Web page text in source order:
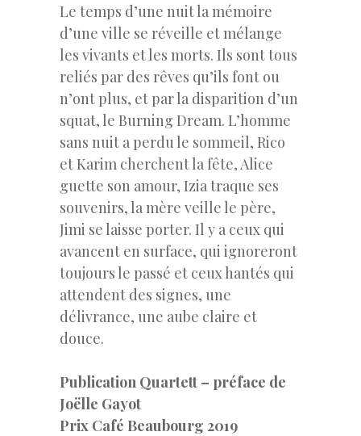
Le temps d’une nuit la mémoire
d’une ville se réveille et mélange
les vivants et les morts. Ils sont tous
reliés par des rêves qu’ils font ou
n’ont plus, et par la disparition d’un
squat, le Burning Dream. L’homme
sans nuit a perdu le sommeil, Rico
et Karim cherchent la fête, Alice
guette son amour, Izia traque ses
souvenirs, la mère veille le père,
Jimi se laisse porter. Il y a ceux qui
avancent en surface, qui ignoreront
toujours le passé et ceux hantés qui
attendent des signes, une
délivrance, une aube claire et
douce.
Publication Quartett – préface de
Joëlle Gayot
Prix Café Beaubourg 2019